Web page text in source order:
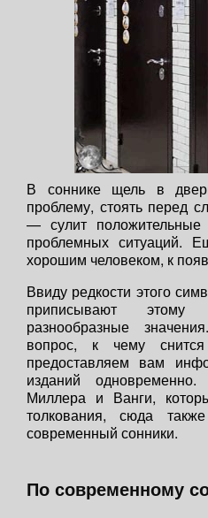
В соннике щель в
проблему, стоять перед
— сулит
проблемных ситуаций.
хорошим человеком, к
Ввиду редкости этого
приписывают
разнообразные
вопрос, к чему
предоставляем вам
изданий
Миллера и Ванги,
толкования, сюда
современный сонники.
По современному